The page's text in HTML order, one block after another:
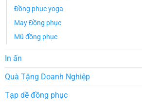
Đồng phục yoga
May Đồng phục
Mũ đồng phục
In ấn
Quà Tặng Doanh Nghiệp
Tạp dề đồng phục